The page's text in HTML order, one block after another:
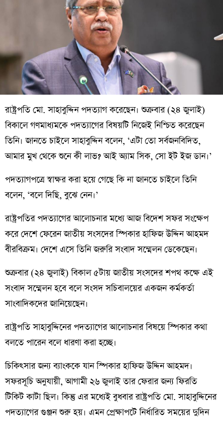
রাষ্ট্রপতি মো. সাহাবুদ্দিন পদত্যাগ করেছেন। শুক্রবার (২৪ জুলাই)
বিকালে গণমাধ্যমকে পদত্যাগের বিষয়টি নিজেই নিশ্চিত করেছেন
তিনি। জানতে চাইলে সাহাবুদ্দিন বলেন, ‘এটা তো সর্বজনবিদিত,
আমার মুখ থেকে শুনে কী লাভ? আই অ্যাম সিক, সো ইট ইজ ডান।’
পদত্যাগপত্রে স্বাক্ষর করা হয়ে গেছে কি না জানতে চাইলে তিনি
বলেন, ‘বলে দিছি, বুঝে নেন।’
রাষ্ট্রপতির পদত্যাগের আলোচনার মধ্যে আজ বিদেশ সফর সংক্ষেপ
করে দেশে ফেরেন জাতীয় সংসদের স্পিকার হাফিজ উদ্দিন আহমদ
বীরবিক্রম। দেশে এসে তিনি জরুরি সংবাদ সম্মেলন ডেকেছেন।
শুক্রবার (২৪ জুলাই) বিকাল ৫টায় জাতীয় সংসদের শপথ কক্ষে এই
সংবাদ সম্মেলন হবে বলে সংসদ সচিবালয়ের একজন কর্মকর্তা
সাংবাদিকদের জানিয়েছেন।
রাষ্ট্রপতি সাহাবুদ্দিনের পদত্যাগের আলোচনার বিষয়ে স্পিকার কথা
বলতে পারেন বলে ধারণা করা হচ্ছে।
চিকিৎসার জন্য ব্যাংককে যান স্পিকার হাফিজ উদ্দিন আহমদ।
সফরসূচি অনুযায়ী, আগামী ২৬ জুলাই তার ফেরার জন্য ফিরতি
টিকিট কাটা ছিল। কিন্তু এর মধ্যেই বুধবার রাষ্ট্রপতি মো. সাহাবুদ্দিনের
পদত্যাগের গুঞ্জন শুরু হয়। এমন প্রেক্ষাপটে নির্ধারিত সময়ের দুদিন